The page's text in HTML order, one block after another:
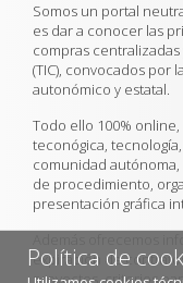
Política de
Somos un portal
es dar a conocer las
compras
(TIC), convocados por
autonómico y estatal.
Todo ello 100%
teconógica,
comunidad
de procedimiento,
presentación gráfica
expiración de
proyectos, criterios